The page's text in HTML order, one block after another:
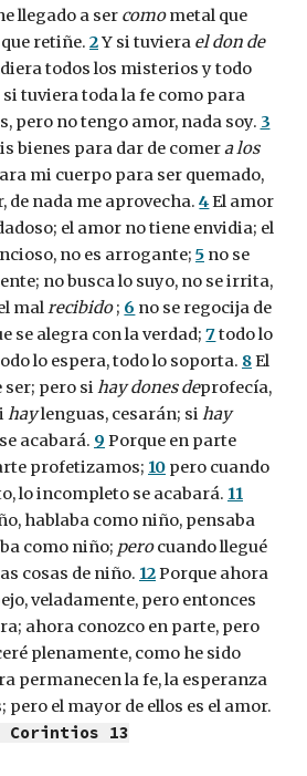
llegado a ser como metal que
retiñe. 2 Y si tuviera el don de
todos los misterios y todo
tuviera toda la fe como para
pero no tengo amor, nada soy. 3
bienes para dar de comer a los
mi cuerpo para ser quemado,
de nada me aprovecha. 4 El amor
el amor no tiene envidia; el
no es arrogante; 5 no se
no busca lo suyo, no se irrita,
mal recibido ; 6 no se regocija de
se alegra con la verdad; 7 todo lo
lo espera, todo lo soporta. 8 El
ser; pero si hay dones deprofecía,
hay lenguas, cesarán; si hay
acabará. 9 Porque en parte
profetizamos; 10 pero cuando
lo incompleto se acabará. 11
hablaba como niño, pensaba
como niño; pero cuando llegué
cosas de niño. 12 Porque ahora
ahora conozco en parte, pero
plenamente, como he sido
permanecen la fe, la esperanza
Corintios 13